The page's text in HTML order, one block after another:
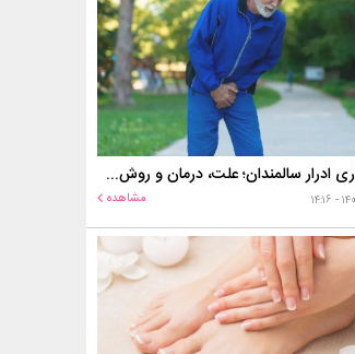
بی اختیاری ادرار سالمندان؛ علت، درمان و روش‌های کنترل در منزل
مشاهده